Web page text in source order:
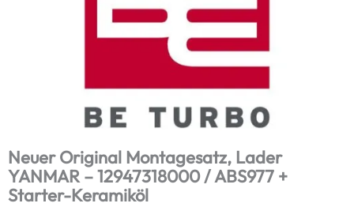
Neuer Original Montagesatz, Lader
YANMAR – 12947318000 / ABS977 +
Starter-Keramiköl